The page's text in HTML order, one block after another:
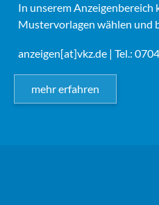
In unserem Anzeigenbereich
Mustervorlagen wählen und
anzeigen[at]vkz.de | Tel.:
mehr erfahren